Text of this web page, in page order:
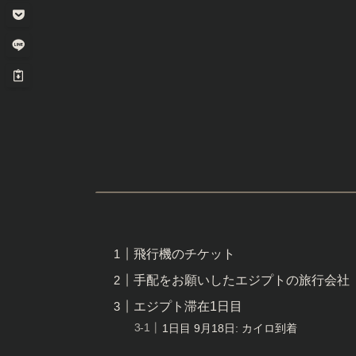
飛行機のチケット
手配をお願いしたエジプトの旅行会社
エジプト滞在1日目
️1日目 9月18日: カイロ到着